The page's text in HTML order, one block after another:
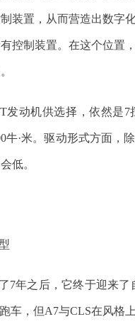
装置，从而营造出数字
控制装置。在这个位置
发动机供选择，依然是
牛·米。驱动形式方面，
低。
7年之后，它终于迎来
车，但A7与CLS在风格